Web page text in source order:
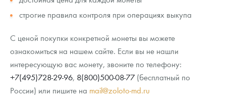
Аксессуары
Гарри Поттер
Год Лошади
Памятка для работы с монетами из драгметаллов
Условия возврата
Монеты
2026 год
Скупка слитков
Наши преимущества
Письмо директору
строгие правила контроля при операциях выкупа
С ценой покупки конкретной монеты вы можете
ознакомиться на нашем сайте. Если вы не нашли
интересующую вас монету, звоните по телефону:
+7(495)728-29-96, 8(800)500-08-77(бесплатный по
России) или пишите на mail@zoloto-md.ru